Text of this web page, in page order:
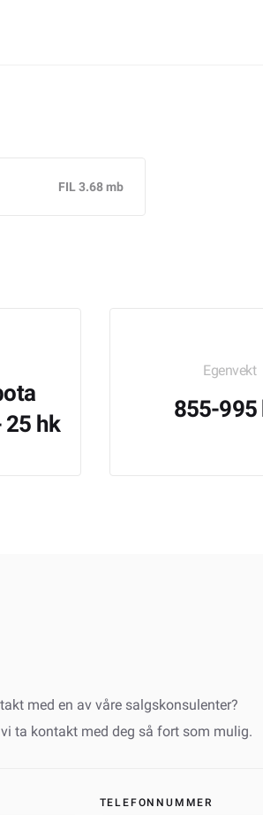
25 hk
Egenvekt
855-995
med en av våre salgskonsulenter?
ta kontakt med deg så fort som mulig.
TELEFONNUMMER